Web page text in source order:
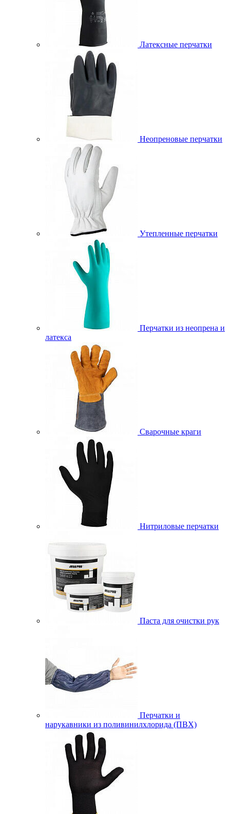
Латексные перчатки
Неопреновые перчатки
Утепленные перчатки
Перчатки из неопрена и
латекса
Сварочные краги
Нитриловые перчатки
Паста для очистки рук
Перчатки и
нарукавники из поливинилхлорида (ПВХ)